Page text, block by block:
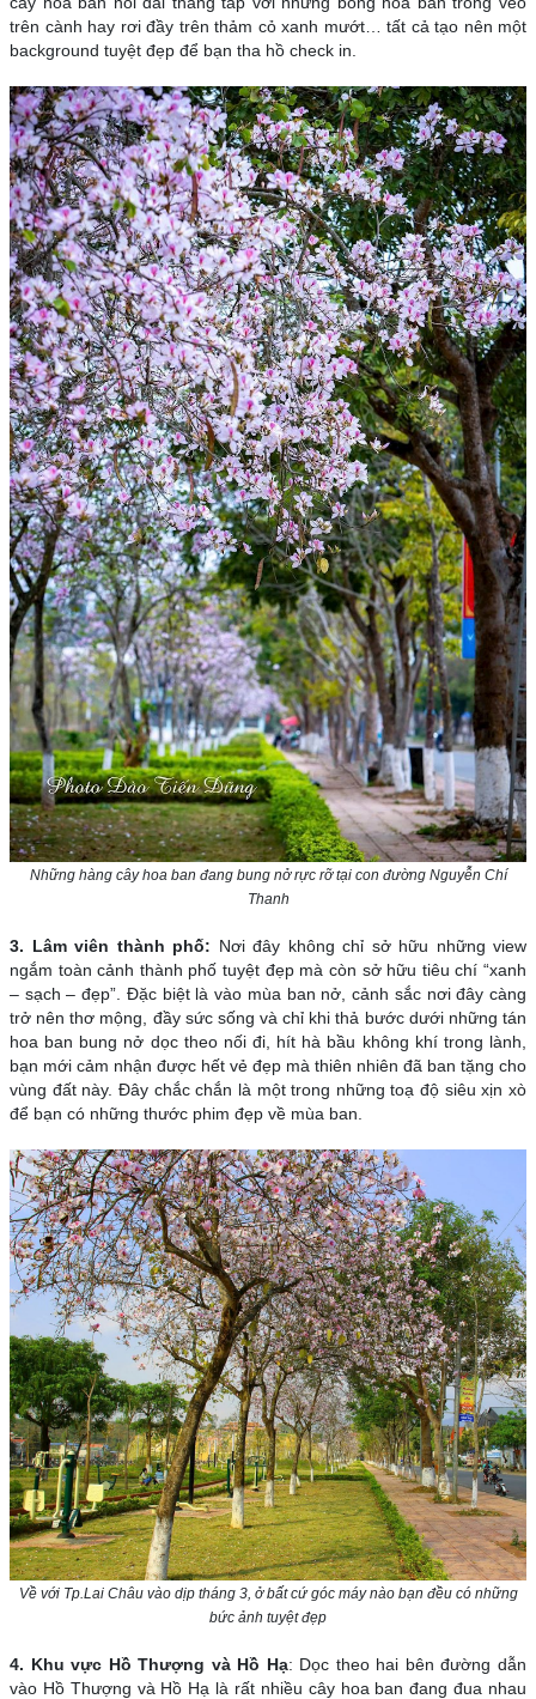
trên cành hay rơi đầy trên thảm cỏ xanh mướt… tất cả tạo nên một
background tuyệt đẹp để bạn tha hồ check in.
Những hàng cây hoa ban đang bung nở rực rỡ tại con đường Nguyễn Chí
Thanh
3. Lâm viên thành phố: Nơi đây không chỉ sở hữu những view
ngắm toàn cảnh thành phố tuyệt đẹp mà còn sở hữu tiêu chí “xanh
– sạch – đẹp”. Đặc biệt là vào mùa ban nở, cảnh sắc nơi đây càng
trở nên thơ mộng, đầy sức sống và chỉ khi thả bước dưới những tán
hoa ban bung nở dọc theo nối đi, hít hà bầu không khí trong lành,
bạn mới cảm nhận được hết vẻ đẹp mà thiên nhiên đã ban tặng cho
vùng đất này. Đây chắc chắn là một trong những toạ độ siêu xịn xò
để bạn có những thước phim đẹp về mùa ban.
Về với Tp.Lai Châu vào dịp tháng 3, ở bất cứ góc máy nào bạn đều có những
bức ảnh tuyệt đẹp
4. Khu vực Hồ Thượng và Hồ Hạ: Dọc theo hai bên đường dẫn
vào Hồ Thượng và Hồ Hạ là rất nhiều cây hoa ban đang đua nhau